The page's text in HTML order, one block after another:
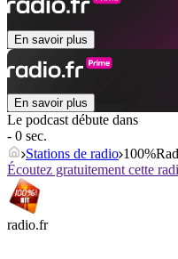
En savoir plus
En savoir plus
Le podcast débute dans
- 0 sec.
Stations de radio
Écoutez gratuitement cette
radio.fr